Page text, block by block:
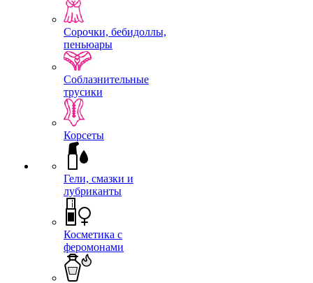
Сорочки, бебидоллы,
пеньюары
Соблазнительные
трусики
Корсеты
Гели, смазки и
лубриканты
Косметика с
феромонами